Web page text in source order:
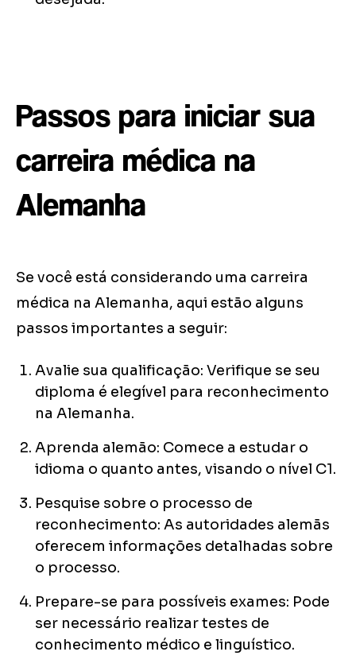
Passos para iniciar sua
carreira médica na
Alemanha
Se você está considerando uma carreira
médica na Alemanha, aqui estão alguns
passos importantes a seguir:
Avalie sua qualificação: Verifique se seu
diploma é elegível para reconhecimento
na Alemanha.
Aprenda alemão: Comece a estudar o
idioma o quanto antes, visando o nível C1.
Pesquise sobre o processo de
reconhecimento: As autoridades alemãs
oferecem informações detalhadas sobre
o processo.
Prepare-se para possíveis exames: Pode
ser necessário realizar testes de
conhecimento médico e linguístico.